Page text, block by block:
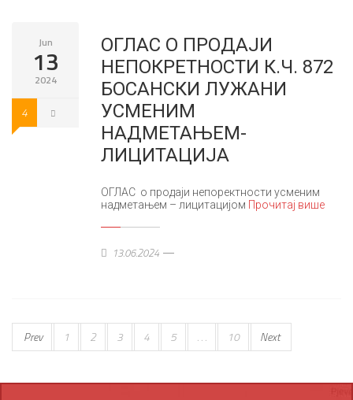
Jun
13
2024
4
ОГЛАС О ПРОДАЈИ
НЕПОКРЕТНОСТИ К.Ч. 872
БОСАНСКИ ЛУЖАНИ
УСМЕНИМ
НАДМЕТАЊЕМ-
ЛИЦИТАЦИЈА
ОГЛАС о продаји непоректности усменим
надметањем – лицитацијом Прочитај више
13.06.2024
Prev 1 2 3 4 5 . . . 10 Next